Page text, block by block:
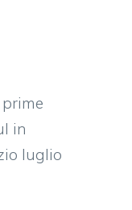
in
luglio